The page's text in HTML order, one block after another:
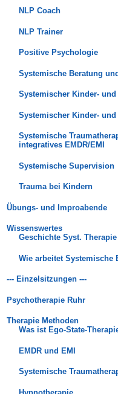
NLP Coach
NLP Trainer
Positive Psychologie
Systemische Beratung
Systemischer Kinder-
Systemischer Kinder-
Systemische
integratives EMDR/EMI
Systemische Supervision
Trauma bei Kindern
Übungs- und Improabende
Wissenswertes
Geschichte Syst. Therapie
Wie arbeitet Systemische
--- Einzelsitzungen ---
Psychotherapie Ruhr
Therapie Methoden
Was ist Ego-State-
EMDR und EMI
Systemische